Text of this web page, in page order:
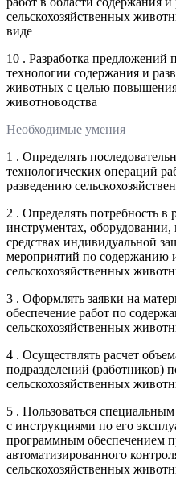
сельскохозяйственных
виде
10 . Разработка предложений
технологии содержания и
животных с целью
животноводства
Необходимые умения
1 . Определять
технологических операций
разведению
2 . Определять потребность в
инструментах,
средствах индивидуальной
мероприятий по содержанию
сельскохозяйственных
3 . Оформлять заявки на
обеспечение работ по
сельскохозяйственных
4 . Осуществлять расчет
подразделений (работников)
сельскохозяйственных
5 . Пользоваться
с инструкциями по его
программным обеспечением
автоматизированного
сельскохозяйственных